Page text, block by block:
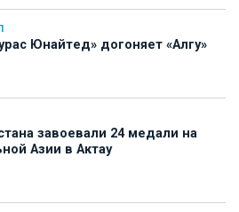
Юнайтед» догоняет «Алгу»
завоевали 24 медали на
Азии в Актау